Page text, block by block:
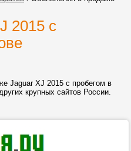
2015 с
Jaguar XJ 2015 с пробегом в
крупных сайтов России.